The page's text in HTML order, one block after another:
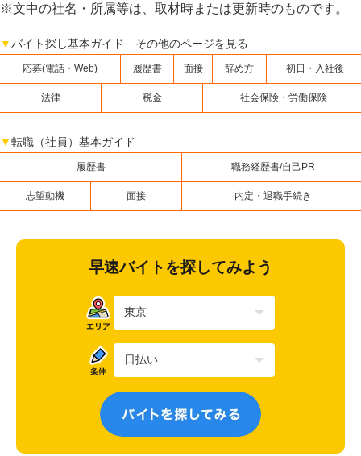
※文中の社名・所属等は、取材時または更新時のものです。
▼バイト探し基本ガイド その他のページを見る
応募(電話・Web) 履歴書 面接 辞め方 初日・入社後
法律 税金 社会保険・労働保険
▼転職（社員）基本ガイド
履歴書 職務経歴書/自己PR
志望動機 面接 内定・退職手続き
早速バイトを探してみよう